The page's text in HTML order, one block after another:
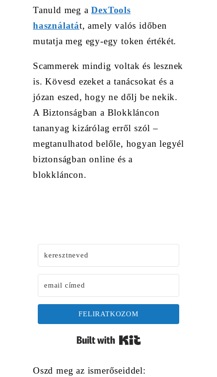
Tanuld meg aDexTools
használatát, amely valós időben
mutatja meg egy-egy token értékét.
Scammerek mindig voltak és lesznek
is. Kövesd ezeket a tanácsokat és a
józan eszed, hogy ne dőlj be nekik.
A Biztonságban a Blokkláncon
tananyag kizárólag erről szól –
megtanulhatod belőle, hogyan legyél
biztonságban online és a
blokkláncon.
FELIRATKOZOM
Built with Kit
Oszd meg az ismerőseiddel: